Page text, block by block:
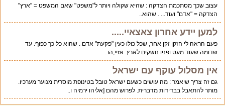
עצוב שכך מסתכמת הצדקה : שהיא שקולה ויותר ל"משפט" שאם המשפט = "ארץ"
הצדקה = "אדם" ועוד... . שהוא..
למען יידע אחרון צאצאיי.....
פעם הראה לי הזקן זקן אחר, שכל כולו כעין "פקעת" אדם . שהוא כל כך כפוף. עד
שדומה שעוד מעט ופניו נושקים לארץ. אזיי,הו..
אין מסלול עוקף עם ישראל
גם זה צריך שיאמר : מה עושים כשעם ישראל טובל בטינופת מוסרית מנוער מערכיו.
מותר להתאבל בבדידות מדברית. לפרוש מהם [אליהו ירמיה ו..